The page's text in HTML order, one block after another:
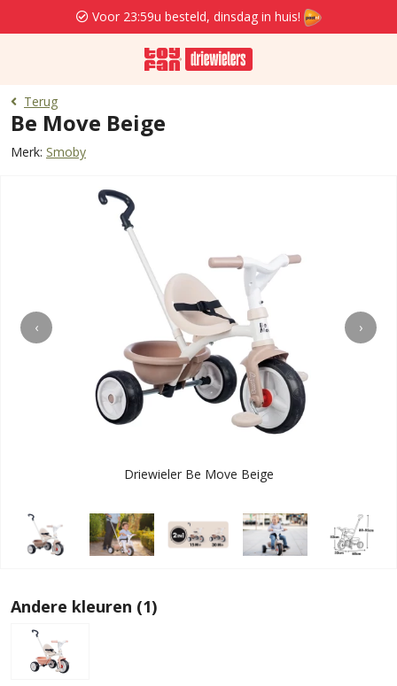
Voor 23:59u besteld, dinsdag in huis!
Terug
Be Move Beige
Merk: Smoby
‹ ›
Driewieler Be Move Beige
Andere kleuren (1)